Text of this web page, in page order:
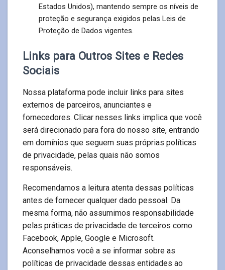
Estados Unidos), mantendo sempre os níveis de
proteção e segurança exigidos pelas Leis de
Proteção de Dados vigentes.
Links para Outros Sites e Redes
Sociais
Nossa plataforma pode incluir links para sites
externos de parceiros, anunciantes e
fornecedores. Clicar nesses links implica que você
será direcionado para fora do nosso site, entrando
em domínios que seguem suas próprias políticas
de privacidade, pelas quais não somos
responsáveis.
Recomendamos a leitura atenta dessas políticas
antes de fornecer qualquer dado pessoal. Da
mesma forma, não assumimos responsabilidade
pelas práticas de privacidade de terceiros como
Facebook, Apple, Google e Microsoft.
Aconselhamos você a se informar sobre as
políticas de privacidade dessas entidades ao